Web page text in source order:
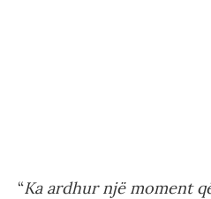
“Ka ardhur një moment